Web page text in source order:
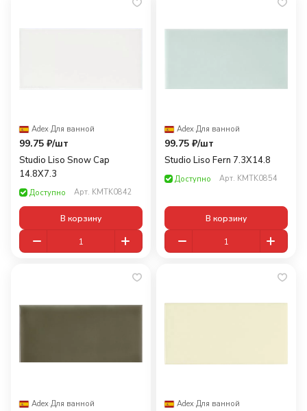
Adex·Для ванной
99.75 ₽/шт
Studio Liso Snow Cap
14.8X7.3
Доступно Арт. KMTK0842
В корзину
Adex·Для ванной
99.75 ₽/шт
Studio Liso Fern 7.3X14.8
Доступно Арт. KMTK0854
В корзину
Adex·Для ванной Adex·Для ванной